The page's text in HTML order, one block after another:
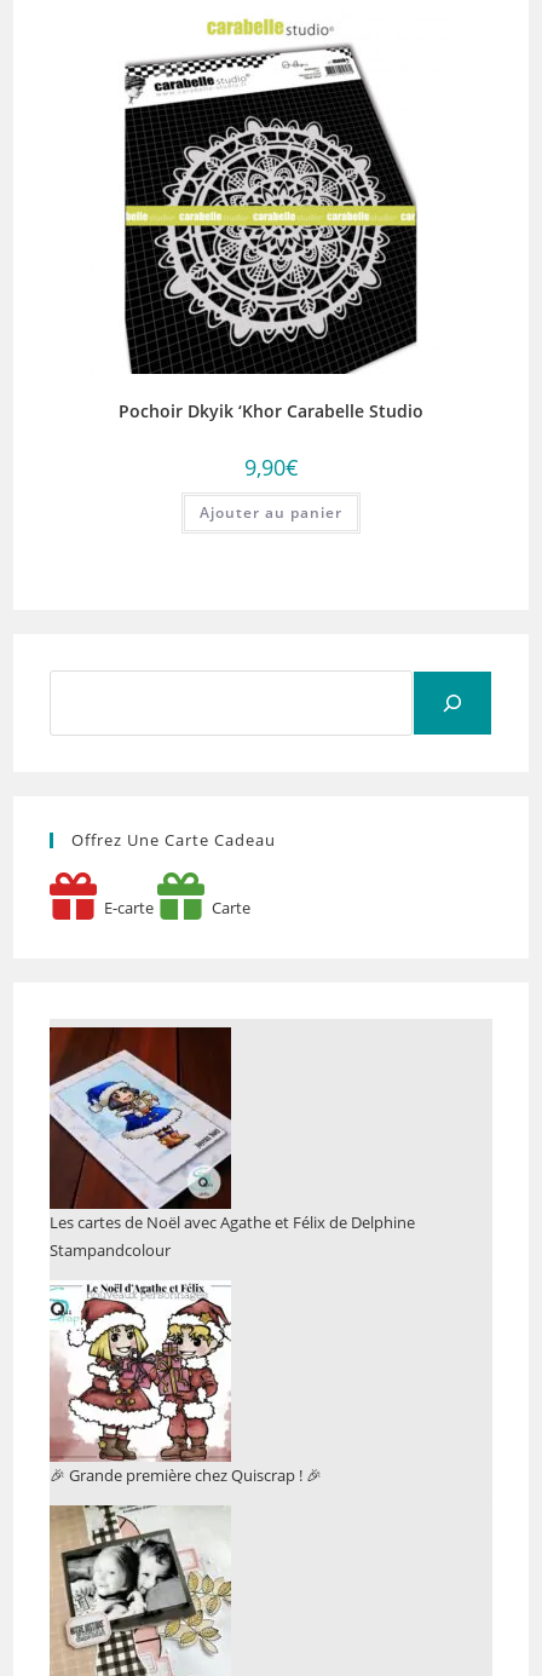
Pochoir Dkyik ‘Khor Carabelle Studio
9,90€
Ajouter au panier
Offrez Une Carte Cadeau
E-carte Carte
Les cartes de Noël avec Agathe et Félix de Delphine
Stampandcolour
🎉 Grande première chez Quiscrap ! 🎉